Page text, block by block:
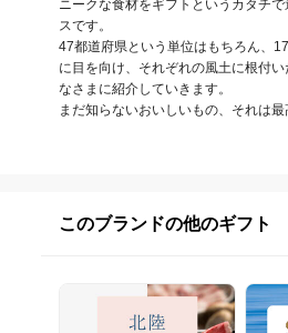
ニークな食材をギフトというカタチ
スです。
47都道府県という単位はもちろん、
に目を向け、それぞれの風土に根付
なさまに紹介していきます。
まだ知らないおいしいもの、それは最
このブランドの他のギフト